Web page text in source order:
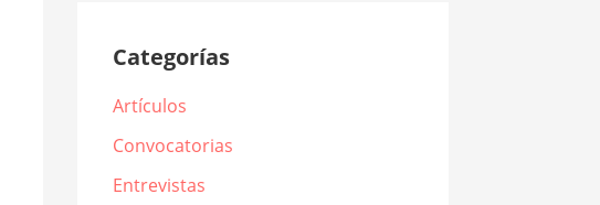
Categorías
Artículos
Convocatorias
Entrevistas